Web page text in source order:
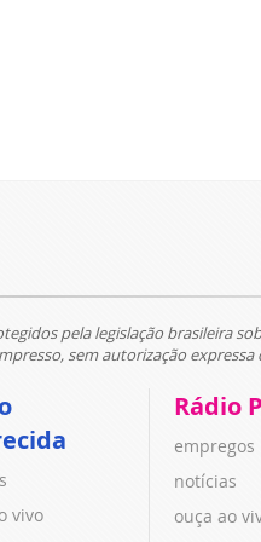
pela legislação brasileira
sem autorização
vivo
Rádio
empregos
notícias
ouça ao